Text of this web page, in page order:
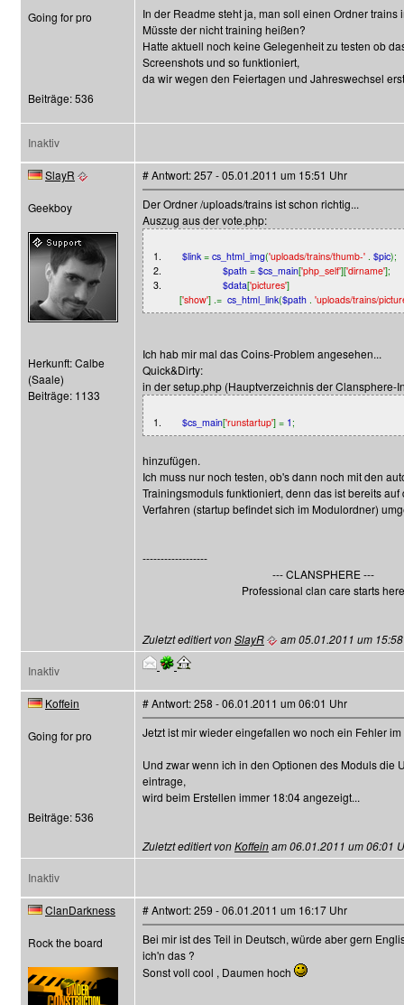
Going for pro
Beiträge: 536
In der Readme steht ja, man soll einen Ordner trains
Müsste der nicht training heißen?
Hatte aktuell noch keine Gelegenheit zu testen ob
Screenshots und so funktioniert,
da wir wegen den Feiertagen und Jahreswechsel
Inaktiv
SlayR
Geekboy
Herkunft: Calbe
(Saale)
Beiträge: 1133
# Antwort: 257 - 05.01.2011 um 15:51 Uhr
Der Ordner /uploads/trains ist schon richtig...
Auszug aus der vote.php:
1.
2.
3.
$link= cs_html_img('uploads/trains/thumb-' . $pic);
$path = $cs_main['php_self']['dirname'];
$data['pictures']
['show'] .= cs_html_link($path . 'uploads/trains/
Ich hab mir mal das Coins-Problem angesehen...
Quick&Dirty:
in der setup.php (Hauptverzeichnis der Clansphere-
1. $cs_main['runstartup'] = 1 ;
hinzufügen.
Ich muss nur noch testen, ob's dann noch mit den
Trainingsmoduls funktioniert, denn das ist bereits auf
Verfahren (startup befindet sich im Modulordner)
------------------
--- CLANSPHERE ---
Professional clan care starts here
Zuletzt editiert vonSlayR am 05.01.2011 um
Inaktiv
Koffein
Going for pro
Beiträge: 536
# Antwort: 258 - 06.01.2011 um 06:01 Uhr
Jetzt ist mir wieder eingefallen wo noch ein Fehler
Und zwar wenn ich in den Optionen des Moduls die
eintrage,
wird beim Erstellen immer 18:04 angezeigt...
Zuletzt editiert vonKoffeinam 06.01.2011 um 06:01
Inaktiv
ClanDarkness
Rock the board
# Antwort: 259 - 06.01.2011 um 16:17 Uhr
Bei mir ist des Teil in Deutsch, würde aber gern
ich'n das ?
Sonst voll cool , Daumen hoch